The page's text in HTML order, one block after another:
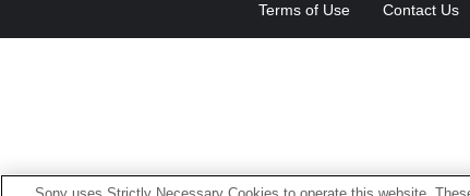
Terms of Use Contact Us